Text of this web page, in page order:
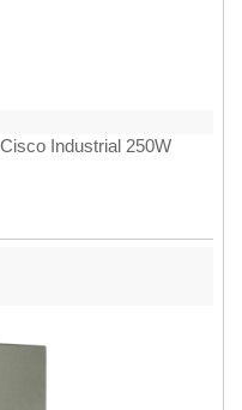
Industrial 250W